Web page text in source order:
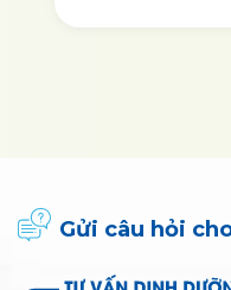
Gửi câu hỏi